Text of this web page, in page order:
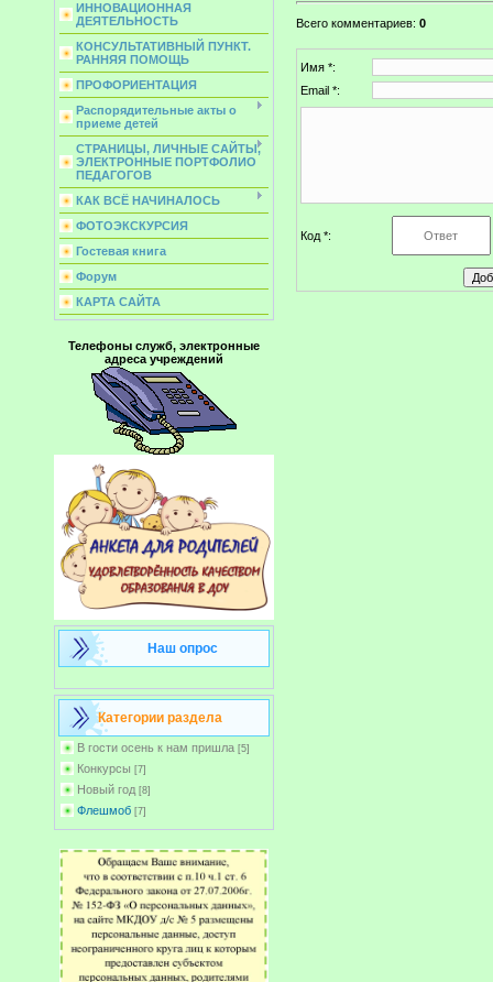
ИННОВАЦИОННАЯ
ДЕЯТЕЛЬНОСТЬ
КОНСУЛЬТАТИВНЫЙ ПУНКТ.
РАННЯЯ ПОМОЩЬ
ПРОФОРИЕНТАЦИЯ
Распорядительные акты о
приеме детей
СТРАНИЦЫ, ЛИЧНЫЕ САЙТЫ,
ЭЛЕКТРОННЫЕ ПОРТФОЛИО
ПЕДАГОГОВ
КАК ВСЁ НАЧИНАЛОСЬ
ФОТОЭКСКУРСИЯ
Гостевая книга
Форум
КАРТА САЙТА
Телефоны служб, электронные
адреса учреждений
Наш опрос
Категории раздела
В гости осень к нам пришла [5]
Конкурсы [7]
Новый год [8]
Флешмоб [7]
Всего комментариев: 0
Имя *:
Email *:
Код *: